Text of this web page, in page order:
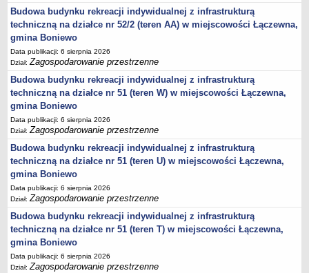
Ścieków
Rejestr Instytucji Kultury
Zestawienie przedsiębiorców w zakresie opróżniania zbiorników
bezodpływowych lub osadników
AKTUALNOŚCI GMINY BONIEWO
FINANSE GMINY
Majątek gminy
Budżet
sprawozdania z wykonania budżetu
Plan postępowań na 2026 rok
Plan postępowań o udzielenie zamówień na rok 2025
Plan postępowań na rok 2024
Plan postępowań o udzielenie zamówień na rok 2023
Plan postępowań o udzielenie zamówień na rok 2022
Plan postępowań w 2021 roku
Plan postępowań o udzielenie zamówień w 2020 roku
Budowa budynku rekreacji indywidualnej z infrastrukturą
techniczną na działce nr 52/2 (teren AA) w miejscowości Łączewna,
gmina Boniewo
Data publikacji: 6 sierpnia 2026
Dział:Zagospodarowanie przestrzenne
Budowa budynku rekreacji indywidualnej z infrastrukturą
techniczną na działce nr 51 (teren W) w miejscowości Łączewna,
gmina Boniewo
Data publikacji: 6 sierpnia 2026
Dział:Zagospodarowanie przestrzenne
Budowa budynku rekreacji indywidualnej z infrastrukturą
techniczną na działce nr 51 (teren U) w miejscowości Łączewna,
gmina Boniewo
Data publikacji: 6 sierpnia 2026
Dział:Zagospodarowanie przestrzenne
Budowa budynku rekreacji indywidualnej z infrastrukturą
techniczną na działce nr 51 (teren T) w miejscowości Łączewna,
gmina Boniewo
Data publikacji: 6 sierpnia 2026
Dział:Zagospodarowanie przestrzenne